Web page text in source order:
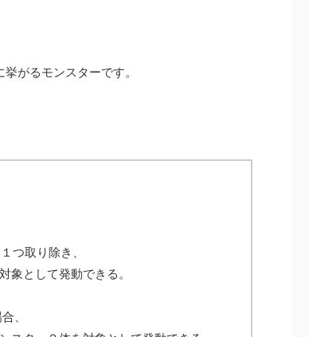
がるモンスターです。
つ取り除き、
象として発動できる。
、